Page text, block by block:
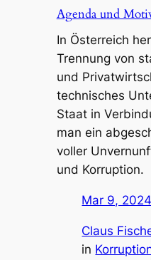
Agenda und
In Österreich
Trennung von
und
technisches
Staat in
man ein
voller
und Korruption.
Mar 9,
Claus
in